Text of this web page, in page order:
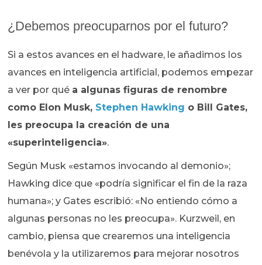
¿Debemos preocuparnos por el futuro?
Si a estos avances en el hadware, le añadimos los
avances en inteligencia artificial, podemos empezar
a ver por qué a algunas figuras de renombre
como Elon Musk, Stephen Hawking o Bill Gates,
les preocupa la creación de una
«superinteligencia».
Según Musk «estamos invocando al demonio»;
Hawking dice que «podría significar el fin de la raza
humana»; y Gates escribió: «No entiendo cómo a
algunas personas no les preocupa». Kurzweil, en
cambio, piensa que crearemos una inteligencia
benévola y la utilizaremos para mejorar nosotros